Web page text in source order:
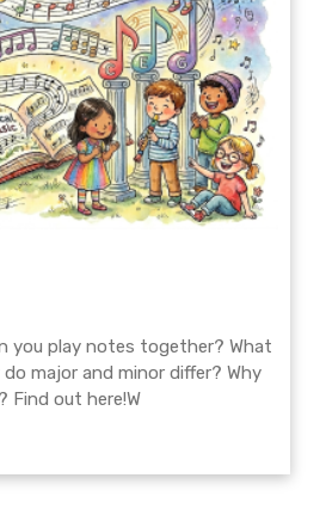
you play notes together? What
major and minor differ? Why
Find out here!W